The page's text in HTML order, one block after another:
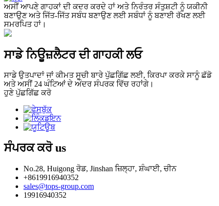
ਅਸੀਂ ਆਪਣੇ ਗਾਹਕਾਂ ਦੀ ਕਦਰ ਕਰਦੇ ਹਾਂ ਅਤੇ ਨਿਰੰਤਰ ਸੰਤੁਸ਼ਟੀ ਨੂੰ ਯਕੀਨੀ
ਬਣਾਉਣ ਅਤੇ ਜਿੱਤ-ਜਿੱਤ ਸਬੰਧ ਬਣਾਉਣ ਲਈ ਸਬੰਧਾਂ ਨੂੰ ਬਣਾਈ ਰੱਖਣ ਲਈ
ਸਮਰਪਿਤ ਹਾਂ।
ਸਾਡੇ ਨਿਊਜ਼ਲੈਟਰ ਦੀ ਗਾਹਕੀ ਲਓ
ਸਾਡੇ ਉਤਪਾਦਾਂ ਜਾਂ ਕੀਮਤ ਸੂਚੀ ਬਾਰੇ ਪੁੱਛਗਿੱਛ ਲਈ, ਕਿਰਪਾ ਕਰਕੇ ਸਾਨੂੰ ਛੱਡੋ
ਅਤੇ ਅਸੀਂ 24 ਘੰਟਿਆਂ ਦੇ ਅੰਦਰ ਸੰਪਰਕ ਵਿੱਚ ਰਹਾਂਗੇ।
ਹੁਣੇ ਪੁੱਛਗਿੱਛ ਕਰੋ
ਸੰਪਰਕ ਕਰੋus
No.28, Huigong ਰੋਡ, Jinshan ਜ਼ਿਲ੍ਹਾ, ਸ਼ੰਘਾਈ, ਚੀਨ
+8619916940352
sales@tops-group.com
19916940352